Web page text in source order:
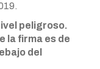
peligroso.
la firma es de
del